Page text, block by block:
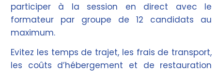
participer à la session en direct avec le
formateur par groupe de 12 candidats au
maximum.
Evitez les temps de trajet, les frais de transport,
les coûts d’hébergement et de restauration